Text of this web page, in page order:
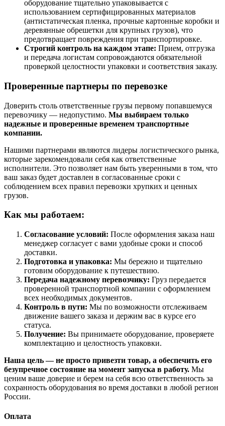
оборудование тщательно упаковывается с
использованием сертифицированных материалов
(антистатическая пленка, прочные картонные коробки и
деревянные обрешетки для крупных грузов), что
предотвращает повреждения при транспортировке.
Строгий контроль на каждом этапе: Прием, отгрузка
и передача логистам сопровождаются обязательной
проверкой целостности упаковки и соответствия заказу.
Проверенные партнеры по перевозке
Доверить столь ответственные грузы первому попавшемуся
перевозчику — недопустимо. Мы выбираем только
надежные и проверенные временем транспортные
компании.
Нашими партнерами являются лидеры логистического рынка,
которые зарекомендовали себя как ответственные
исполнители. Это позволяет нам быть уверенными в том, что
ваш заказ будет доставлен в согласованные сроки с
соблюдением всех правил перевозки хрупких и ценных
грузов.
Как мы работаем:
Согласование условий: После оформления заказа наш
менеджер согласует с вами удобные сроки и способ
доставки.
Подготовка и упаковка: Мы бережно и тщательно
готовим оборудование к путешествию.
Передача надежному перевозчику: Груз передается
проверенной транспортной компании с оформлением
всех необходимых документов.
Контроль в пути: Мы по возможности отслеживаем
движение вашего заказа и держим вас в курсе его
статуса.
Получение: Вы принимаете оборудование, проверяете
комплектацию и целостность упаковки.
Наша цель — не просто привезти товар, а обеспечить его
безупречное состояние на момент запуска в работу. Мы
ценим ваше доверие и берем на себя всю ответственность за
сохранность оборудования во время доставки в любой регион
России.
Оплата